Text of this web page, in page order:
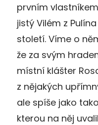
prvním
jistý Vilém z
století. Víme o
že za svým
místní klášter
z nějakých
ale spíše jako
kterou na něj